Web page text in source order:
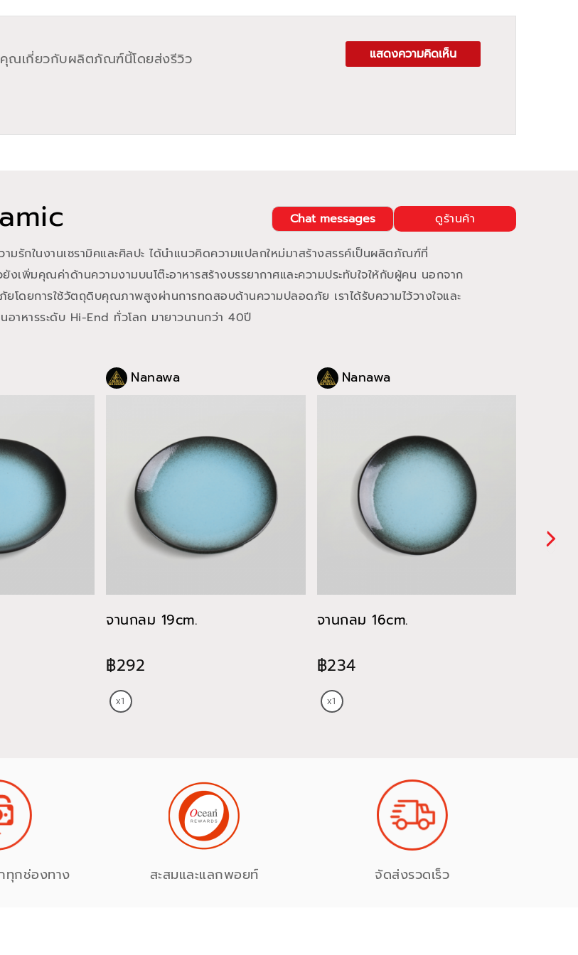
ดูร้านค้า
Chat messages
รักในงานเซรามิคและศิลปะ ได้นำแนวคิดความแปลกใหม่มาสร้างสรรค์เป็นผลิตภัณฑ์ที่
งเพิ่มคุณค่าด้านความงามบนโต๊ะอาหารสร้างบรรยากาศและความประทับใจให้กับผู้คน นอกจาก
โดยการใช้วัตถุดิบคุณภาพสูงผ่านการทดสอบด้านความปลอดภัย เราได้รับความไว้วางใจและ
อาหารระดับ Hi-End ทั่วโลก มายาวนานกว่า 40ปี
Nanawa
จานกลม 19cm.
฿292
Nanawa
จานกลม 16cm.
฿234
ณเกี่ยวกับผลิตภัณฑ์นี้โดยส่งรีวิว แสดงความคิดเห็น
ทุกช่องทาง สะสมและแลกพอยท์ จัดส่งรวดเร็ว